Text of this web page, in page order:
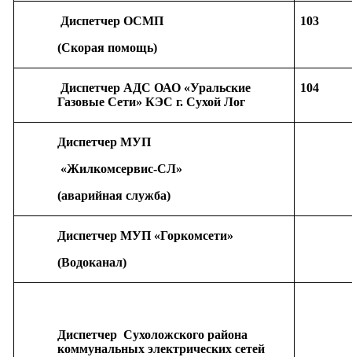
Диспетчер ОСМП
(Скорая помощь)
103
Диспетчер АДС ОАО «Уральские
Газовые Сети» КЭС г. Сухой Лог
104
Диспетчер МУП
«Жилкомсервис-СЛ»
(аварийная служба)
Диспетчер МУП «Горкомсети»
(Водоканал)
Диспетчер Сухоложского района
коммунальных электрических сетей